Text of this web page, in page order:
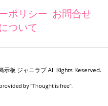
ポリシー お問合せ
ついて
示板 ジャニラブAll Rights Reserved.
by "Thought is free".